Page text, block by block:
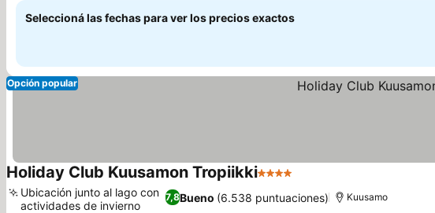
Seleccioná las fechas para ver los precios exactos
Opción popular
Holiday Club Kuusamon Tropiikki4 Estrellas
7,8Bueno (6.538 puntuaciones)
Ubicación junto al lago con
actividades de invierno
Kuusamo